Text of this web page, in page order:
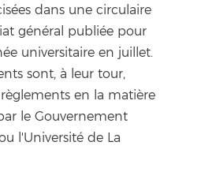
dans une circulaire
général publiée pour
universitaire en juillet.
sont, à leur tour,
en la matière
le Gouvernement
l'Université de La